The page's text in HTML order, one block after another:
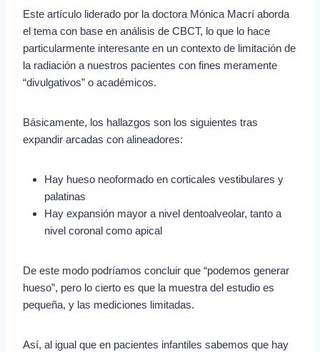
Este artículo liderado por la doctora Mónica Macrí aborda
el tema con base en análisis de CBCT, lo que lo hace
particularmente interesante en un contexto de limitación de
la radiación a nuestros pacientes con fines meramente
“divulgativos” o académicos.
Básicamente, los hallazgos son los siguientes tras
expandir arcadas con alineadores:
Hay hueso neoformado en corticales vestibulares y
palatinas
Hay expansión mayor a nivel dentoalveolar, tanto a
nivel coronal como apical
De este modo podríamos concluir que “podemos generar
hueso”, pero lo cierto es que la muestra del estudio es
pequeña, y las mediciones limitadas.
Así, al igual que en pacientes infantiles sabemos que hay